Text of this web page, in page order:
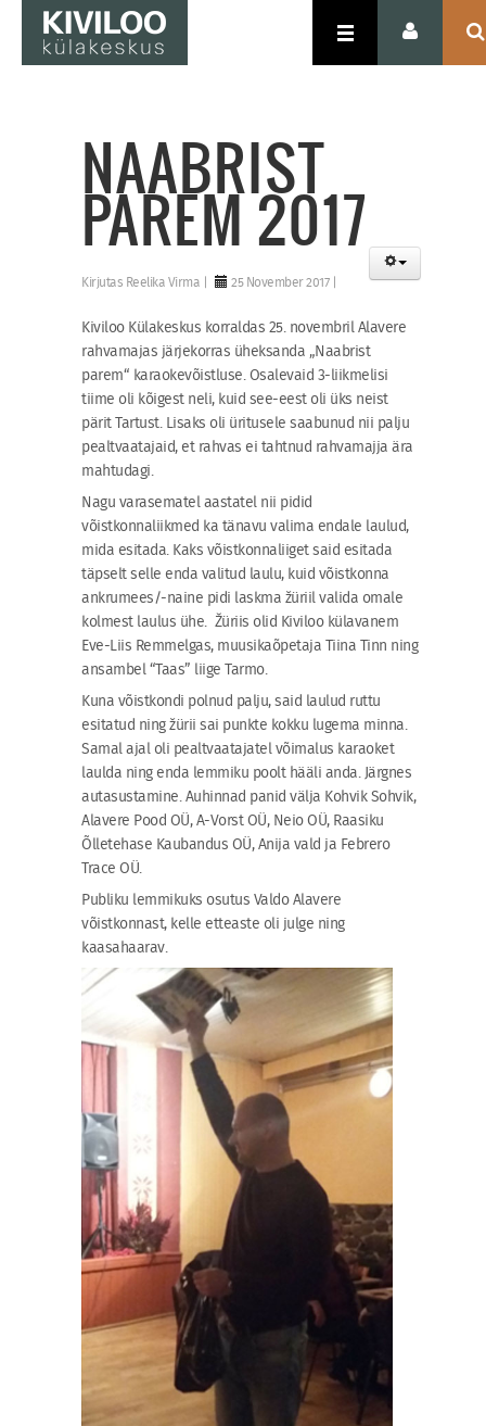
NAABRIST
PAREM 2017
Kirjutas Reelika Virma 25 November 2017
Kiviloo Külakeskus korraldas 25. novembril Alavere
rahvamajas järjekorras üheksanda „Naabrist
parem“ karaokevõistluse. Osalevaid 3-liikmelisi
tiime oli kõigest neli, kuid see-eest oli üks neist
pärit Tartust. Lisaks oli üritusele saabunud nii palju
pealtvaatajaid, et rahvas ei tahtnud rahvamajja ära
mahtudagi.
Nagu varasematel aastatel nii pidid
võistkonnaliikmed ka tänavu valima endale laulud,
mida esitada. Kaks võistkonnaliiget said esitada
täpselt selle enda valitud laulu, kuid võistkonna
ankrumees/-naine pidi laskma žüriil valida omale
kolmest laulus ühe. Žüriis olid Kiviloo külavanem
Eve-Liis Remmelgas, muusikaõpetaja Tiina Tinn ning
ansambel “Taas” liige Tarmo.
Kuna võistkondi polnud palju, said laulud ruttu
esitatud ning žürii sai punkte kokku lugema minna.
Samal ajal oli pealtvaatajatel võimalus karaoket
laulda ning enda lemmiku poolt hääli anda. Järgnes
autasustamine. Auhinnad panid välja Kohvik Sohvik,
Alavere Pood OÜ, A-Vorst OÜ, Neio OÜ, Raasiku
Õlletehase Kaubandus OÜ, Anija vald ja Febrero
Trace OÜ.
Publiku lemmikuks osutus Valdo Alavere
võistkonnast, kelle etteaste oli julge ning
kaasahaarav.